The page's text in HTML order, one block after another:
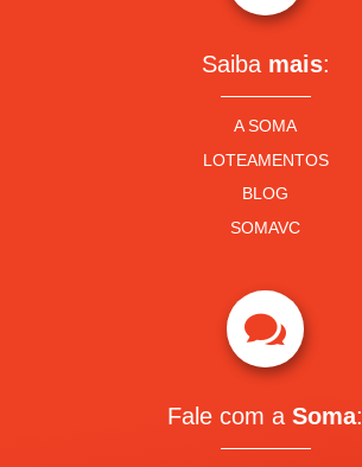
Saiba mais:
A SOMA
LOTEAMENTOS
BLOG
SOMAVC

Fale com aSoma: